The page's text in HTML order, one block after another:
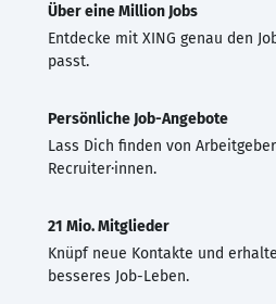
Über eine Million Jobs
Entdecke mit XING genau den
passt.
Persönliche Job-Angebote
Lass Dich finden von
Recruiter·innen.
21 Mio. Mitglieder
Knüpf neue Kontakte und
besseres Job-Leben.